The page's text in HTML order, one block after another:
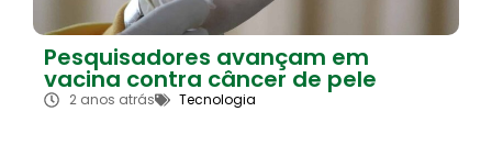
Pesquisadores avançam em
vacina contra câncer de pele
2 anos atrás Tecnologia